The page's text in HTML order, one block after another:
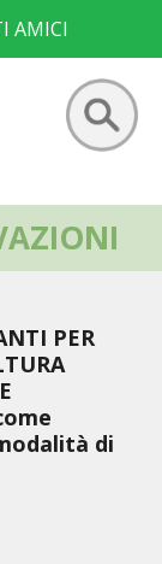
AMICI
PER
di